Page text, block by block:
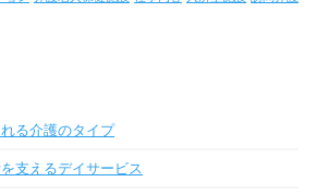
る介護のタイプ
支えるデイサービス